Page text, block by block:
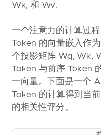
Wk, 和 Wv.
一个注意力的计算过
Token 的向量嵌入作
个投影矩阵 Wq, Wk,
Token 与前序 Token
一向量。下面是一个
Token 的计算得到当
的相关性评分。